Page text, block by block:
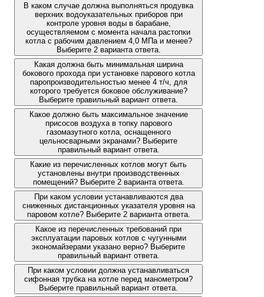
В каком случае должна выполняться продувка
верхних водоуказательных приборов при
контроле уровня воды в барабане,
осуществляемом с момента начала растопки
котла с рабочим давлением 4,0 МПа и менее?
Выберите 2 варианта ответа.
Какая должна быть минимальная ширина
бокового прохода при установке парового котла
паропроизводительностью менее 4 т/ч, для
которого требуется боковое обслуживание?
Выберите правильный вариант ответа.
Какое должно быть максимальное значение
присосов воздуха в топку парового
газомазутного котла, оснащенного
цельносварными экранами? Выберите
правильный вариант ответа.
Какие из перечисленных котлов могут быть
установлены внутри производственных
помещений? Выберите 2 варианта ответа.
При каком условии устанавливаются два
сниженных дистанционных указателя уровня на
паровом котле? Выберите 2 варианта ответа.
Какое из перечисленных требований при
эксплуатации паровых котлов с чугунными
экономайзерами указано верно? Выберите
правильный вариант ответа.
При каком условии должна устанавливаться
сифонная трубка на котле перед манометром?
Выберите правильный вариант ответа.